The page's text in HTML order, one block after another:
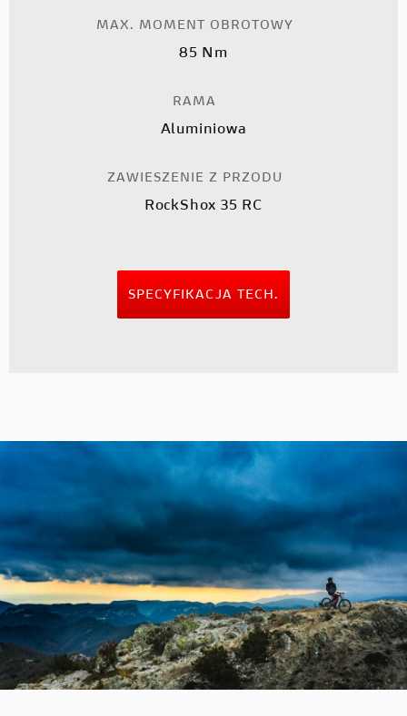
MAX. MOMENT OBROTOWY
85 Nm
RAMA
Aluminiowa
ZAWIESZENIE Z PRZODU
RockShox 35 RC
SPECYFIKACJA TECH.